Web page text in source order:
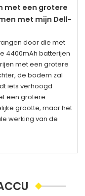
met een grotere
met mijn Dell-
door die met
4400mAh batterijen
met een grotere
de bodem zal
iets verhoogd
een grotere
grootte, maar het
werking van de